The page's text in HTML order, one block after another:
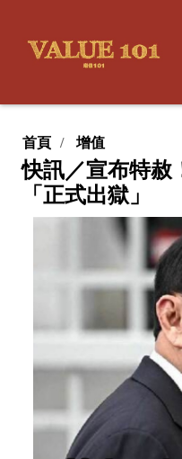
首頁 增值
快訊／宣布特赦
「正式出獄」